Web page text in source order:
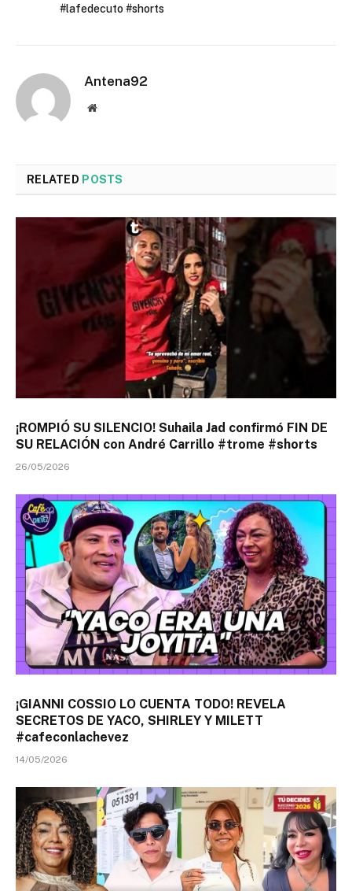
#lafedecuto #shorts
Antena92
Website
RELATED POSTS
¡ROMPIÓ SU SILENCIO! Suhaila Jad confirmó FIN DE
SU RELACIÓN con André Carrillo #trome #shorts
26/05/2026
¡GIANNI COSSIO LO CUENTA TODO! REVELA
SECRETOS DE YACO, SHIRLEY Y MILETT
#cafeconlachevez
14/05/2026